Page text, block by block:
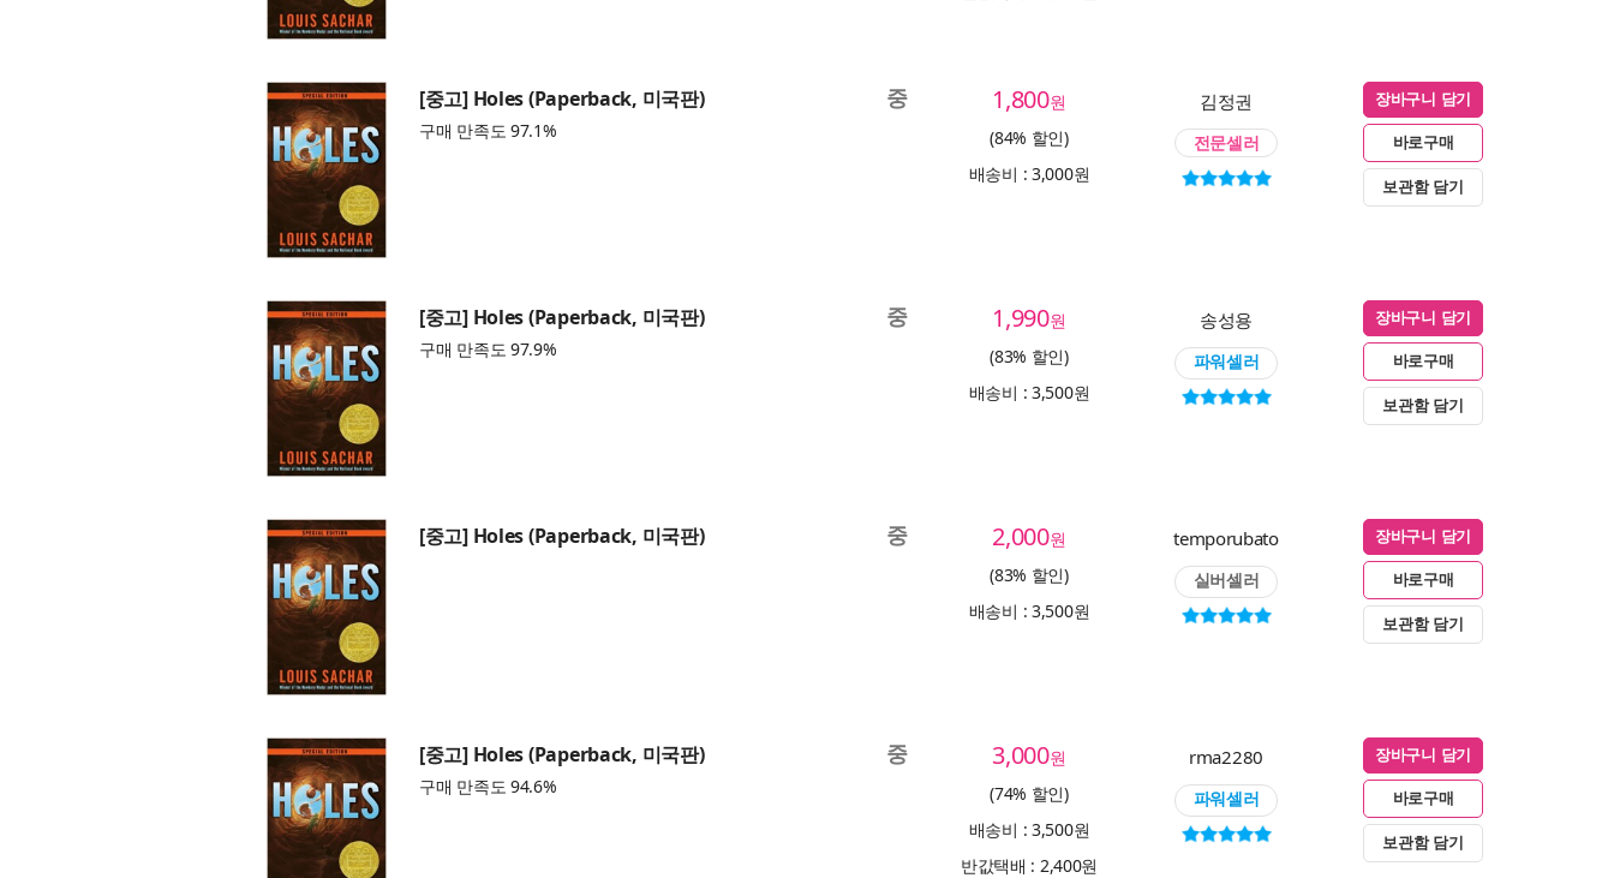
[중고] Holes (Paperback, 미국판)
구매 만족도 97.1%
중 1,800원
(84% 할인)
배송비 : 3,000원
김정권
전문셀러
장바구니 담기
바로구매
보관함 담기
[중고] Holes (Paperback, 미국판)
구매 만족도 97.9%
중 1,990원
(83% 할인)
배송비 : 3,500원
송성용
파워셀러
장바구니 담기
바로구매
보관함 담기
[중고] Holes (Paperback, 미국판) 중 2,000원
(83% 할인)
배송비 : 3,500원
temporubato
실버셀러
장바구니 담기
바로구매
보관함 담기
[중고] Holes (Paperback, 미국판)
구매 만족도 94.6%
중 3,000원
(74% 할인)
배송비 : 3,500원
반값택배 : 2,400원
rma2280
파워셀러
장바구니 담기
바로구매
보관함 담기